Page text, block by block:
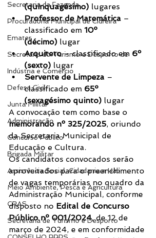
Secretaria da Fazenda
Procuradoria Municipal de Cidreira
Emater
Secretaria do Turismo e Desporto de
Indústria e Comércio
Defesa Civil
Junta Militar
Administração
Concurso Público
Brigada Militar
Assistência Social, Cidadania e Hab
Meio Ambiente, Pesca e Agricultura
CRAS
Secretaria de Turismo e Desporto
(quinquagésimo) lugares
Professor de Matemática –
classificado em 10º
(décimo) lugar
Arquiteto – classificado em 6º
(sexto) lugar
Servente de Limpeza –
classificado em 65º
(sexagésimo quinto) lugar
A convocação tem como base o
memorando nº 325/2025, oriundo
da Secretaria Municipal de
Educação e Cultura.
Os candidatos convocados serão
aproveitados para o preenchimento
de vagas temporárias no quadro da
Administração Municipal, conforme
disposto no Edital de Concurso
Público nº 001/2024, de 12 de
março de 2024, e em conformidade